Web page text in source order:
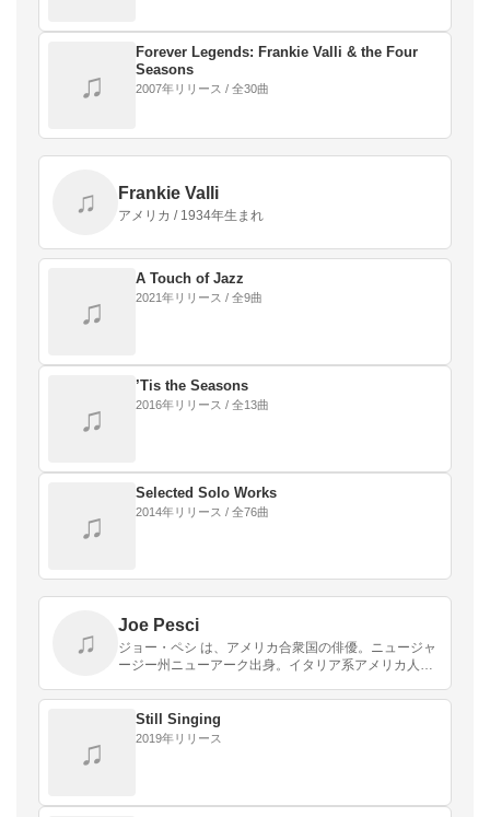
♫
Forever Legends: Frankie Valli & the Four
Seasons
2007年リリース / 全30曲
♫ Frankie Valli
アメリカ / 1934年生まれ
♫
A Touch of Jazz
2021年リリース / 全9曲
♫
’Tis the Seasons
2016年リリース / 全13曲
♫
Selected Solo Works
2014年リリース / 全76曲
♫
Joe Pesci
ジョー・ペシ は、アメリカ合衆国の俳優。ニュージャ
ージー州ニューアーク出身。イタリア系アメリカ人。
賞を受賞した。
♫
Still Singing
2019年リリース